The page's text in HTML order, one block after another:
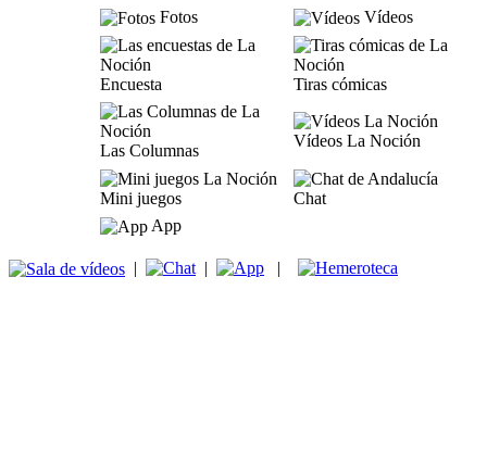
Fotos
Vídeos
Encuesta Tiras cómicas
Las Columnas
Vídeos La Noción
Mini juegos
Chat
App
| | |